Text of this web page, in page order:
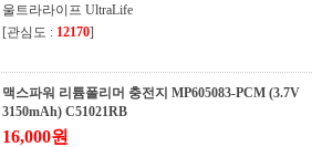
울트라라이프 UltraLife
[관심도 : 12170]
맥스파워 리튬폴리머 충전지 MP605083-PCM (3.7V
3150mAh) C51021RB
16,000원